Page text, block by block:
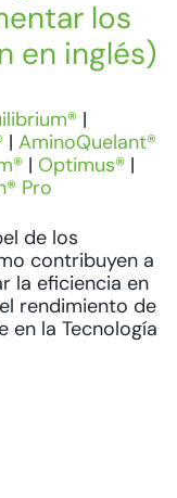
los
en inglés)
|
| AminoQuelant®
| Optimus® |
Pro
de los
contribuyen a
la eficiencia en
rendimiento de
en la Tecnología